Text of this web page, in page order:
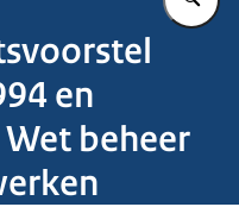
en
beheer